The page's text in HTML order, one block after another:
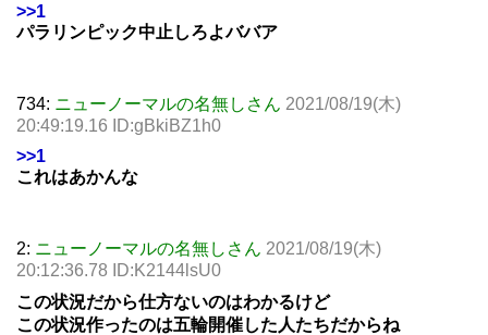
>>1
パラリンピック中止しろよババア
734: ニューノーマルの名無しさん 2021/08/19(木)
20:49:19.16 ID:gBkiBZ1h0
>>1
これはあかんな
2: ニューノーマルの名無しさん 2021/08/19(木)
20:12:36.78 ID:K2144lsU0
この状況だから仕方ないのはわかるけど
この状況作ったのは五輪開催した人たちだからね